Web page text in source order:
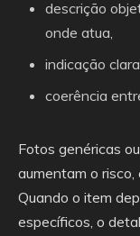
descrição
onde atua,
indicação
coerência
Fotos genéricas
aumentam o
Quando o item
específicos, o